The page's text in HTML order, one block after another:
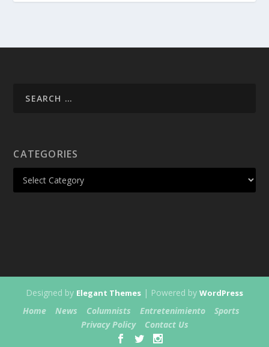
CATEGORIES
Designed by Elegant Themes | Powered by WordPress
Home News Columnists Entretenimiento
Sports
Privacy Policy
Contact Us